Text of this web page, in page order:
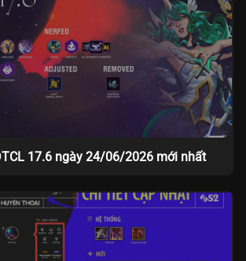
17.6 ngày 24/06/2026 mới nhất